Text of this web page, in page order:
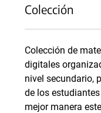
Colección
Colección de
digitales
nivel secundario,
de los
mejor manera